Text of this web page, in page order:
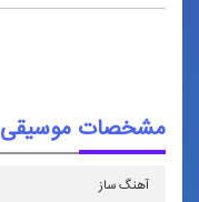
مشخصات موسیقی
آهنگ ساز